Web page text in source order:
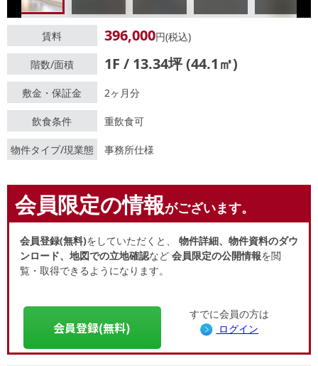
賃料 396,000円(税込)
階数/面積 1F / 13.34坪 (44.1㎡)
敷金・保証金 2ヶ月分
飲食条件 重飲食可
物件タイプ/現業態 事務所仕様
会員限定の情報がございます。
会員登録(無料)をしていただくと、 物件詳細、物件資料のダウ
ンロード、地図での立地確認など 会員限定の公開情報を閲
覧・取得できるようになります。
会員登録(無料)
すでに会員の方は
ログイン